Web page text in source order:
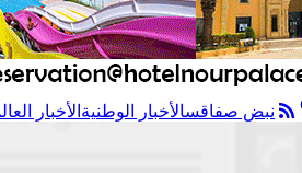
نبض صفاقسالأخبار الوطنية الأخبار